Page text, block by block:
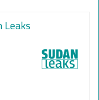
Leaks